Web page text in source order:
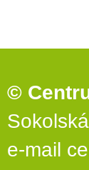
©
e-mail